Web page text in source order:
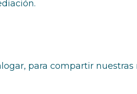
para compartir nuestras